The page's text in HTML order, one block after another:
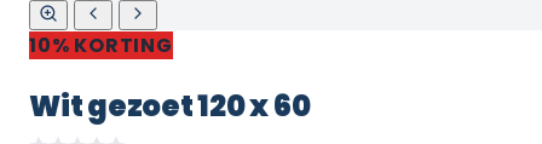
10% KORTING
Wit gezoet 120 x 60